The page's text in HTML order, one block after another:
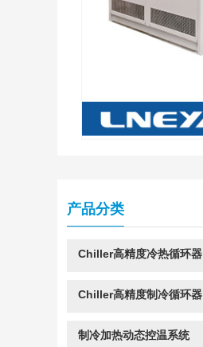
产品分类
Chiller高精度冷热循环器
Chiller高精度制冷循环器
制冷加热动态控温系统